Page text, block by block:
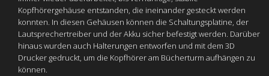
Kopfhörergehäuse entstanden, die ineinander gesteckt werden
konnten. In diesen Gehäusen können die Schaltungsplatine, der
Lautsprechertreiber und der Akku sicher befestigt werden. Darüber
hinaus wurden auch Halterungen entworfen und mit dem 3D
Drucker gedruckt, um die Kopfhörer am Bücherturm aufhängen zu
können.